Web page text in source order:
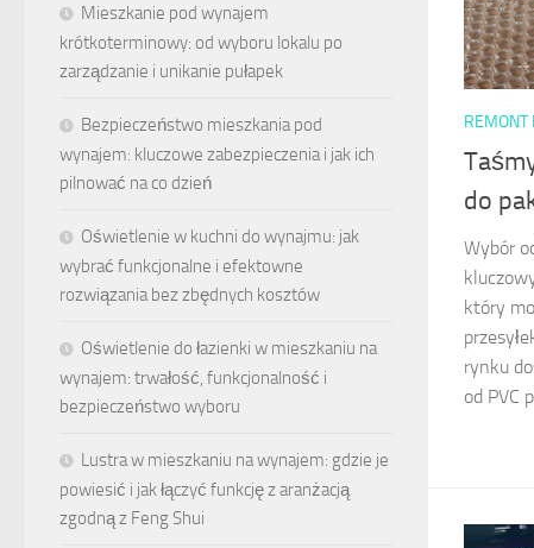
REMONT
do
Wybór
który
rynku
od PVC
Mieszkanie pod wynajem
krótkoterminowy: od wyboru lokalu po
zarządzanie i unikanie pułapek
Bezpieczeństwo mieszkania pod
wynajem: kluczowe zabezpieczenia i jak ich
pilnować na co dzień
Oświetlenie w kuchni do wynajmu: jak
wybrać funkcjonalne i efektowne
rozwiązania bez zbędnych kosztów
Oświetlenie do łazienki w mieszkaniu na
wynajem: trwałość, funkcjonalność i
bezpieczeństwo wyboru
Lustra w mieszkaniu na wynajem: gdzie je
powiesić i jak łączyć funkcję z aranżacją
zgodną z Feng Shui